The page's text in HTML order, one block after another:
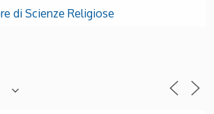
di Scienze Religiose